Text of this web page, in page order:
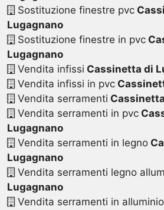
Sostituzione finestre pvc
Lugagnano
Sostituzione finestre in pvc
Lugagnano
Vendita infissi Cassinetta di
Vendita infissi in pvc
Vendita serramenti
Vendita serramenti in pvc
Lugagnano
Vendita serramenti in legno
Lugagnano
Vendita serramenti legno
Lugagnano
Vendita serramenti in alluminio